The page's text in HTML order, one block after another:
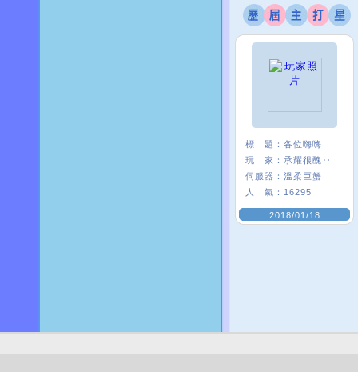
標 題： 各位嗨嗨
玩 家： 承耀很醜‥
伺服器： 溫柔巨蟹
人 氣： 16295
2018/01/18